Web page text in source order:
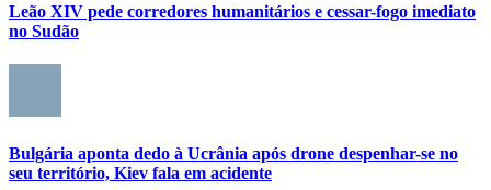
Leão XIV pede corredores humanitários e cessar-fogo imediato
no Sudão
Bulgária aponta dedo à Ucrânia após drone despenhar-se no
seu território, Kiev fala em acidente